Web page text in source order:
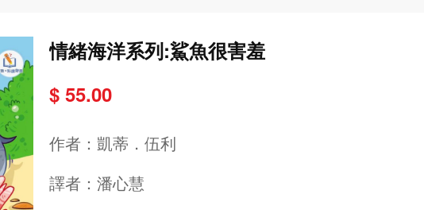
情緒海洋系列:鯊魚很害羞
$ 55.00
作者： 凱蒂．伍利
譯者： 潘心慧